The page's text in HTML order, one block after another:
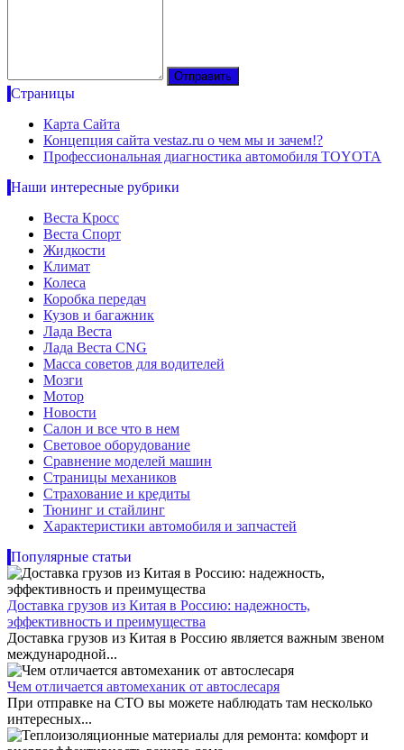
Страницы
Карта Сайта
Концепция сайта vestaz.ru о чем мы и зачем!?
Профессиональная диагностика автомобиля TOYOTA
Наши интересные рубрики
Веста Кросс
Веста Спорт
Жидкости
Климат
Колеса
Коробка передач
Кузов и багажник
Лада Веста
Лада Веста CNG
Масса советов для водителей
Мозги
Мотор
Новости
Салон и все что в нем
Световое оборудование
Сравнение моделей машин
Страницы механиков
Страхование и кредиты
Тюнинг и стайлинг
Характеристики автомобиля и запчастей
Популярные статьи
Доставка грузов из Китая в Россию: надежность,
эффективность и преимущества
Доставка грузов из Китая в Россию является важным звеном
международной...
Чем отличается автомеханик от автослесаря
При отправке на СТО вы можете наблюдать там несколько
интересных...